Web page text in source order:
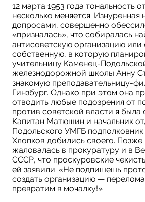
12 марта 1953 года тональность
несколько меняется. Изнуренная
допросами, совершенно
«призналась», что собиралась
антисоветскую организацию или
собственную, в которую
учительницу Каменец-
железнодорожной школы Анну
знакомую преподавательницу-
Гинзбург. Однако при этом она
отводить любые подозрения от
против советской власти я была
Капитан Матюшин и начальник
Подольского УМГБ подполковник
Хлопков добились своего.
жаловалась в прокуратуру и в
СССР, что проскуровские
ей заявили: «Не подпишешь
создать организацию —
превратим в мочалку!»